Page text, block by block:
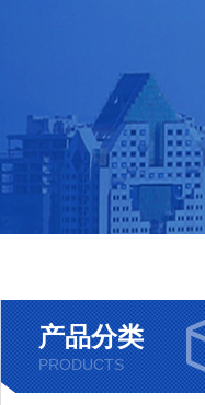
产品分类
PRODUCTS